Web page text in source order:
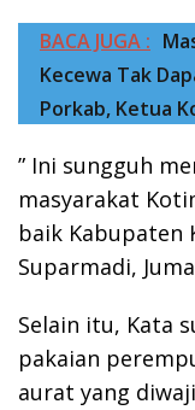
BACA JUGA :
Kecewa Tak
Porkab, Ketua
” Ini sungguh
masyarakat
baik Kabupaten
Suparmadi,
Selain itu, Kata
pakaian
aurat yang